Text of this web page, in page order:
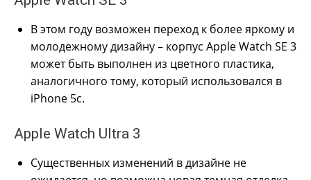
В этом году возможен переход к более яркому и
молодежному дизайну – корпус Apple Watch SE 3
может быть выполнен из цветного пластика,
аналогичного тому, который использовался в
iPhone 5c.
Apple Watch Ultra 3
Существенных изменений в дизайне не